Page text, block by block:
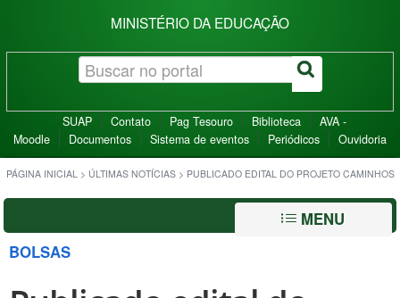
MINISTÉRIO DA EDUCAÇÃO
SUAP Contato Pag Tesouro Biblioteca
AVA -
Moodle
Documentos Sistema de eventos Periódicos Ouvidoria
PÁGINA INICIAL > ÚLTIMAS NOTÍCIAS > PUBLICADO EDITAL DO PROJETO CAMINHOS
MENU
BOLSAS